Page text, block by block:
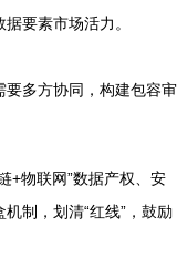
要素市场活力。
多方协同，构建包容审
+物联网”数据产权、安
制，划清“红线”，鼓励